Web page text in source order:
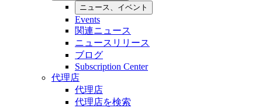
ニュース、イベント
Events
関連ニュース
ニュースリリース
ブログ
Subscription Center
代理店
代理店
代理店を検索